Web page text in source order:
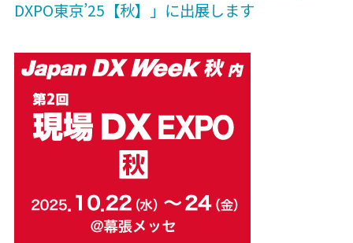
DXPO東京’25【秋】」に出展します